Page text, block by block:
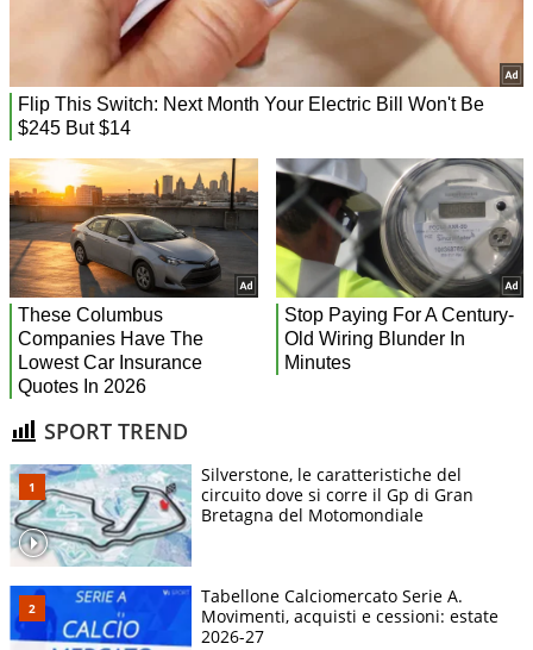
SPORT TREND
Silverstone, le caratteristiche del
circuito dove si corre il Gp di Gran
Bretagna del Motomondiale
Tabellone Calciomercato Serie A.
Movimenti, acquisti e cessioni: estate
2026-27